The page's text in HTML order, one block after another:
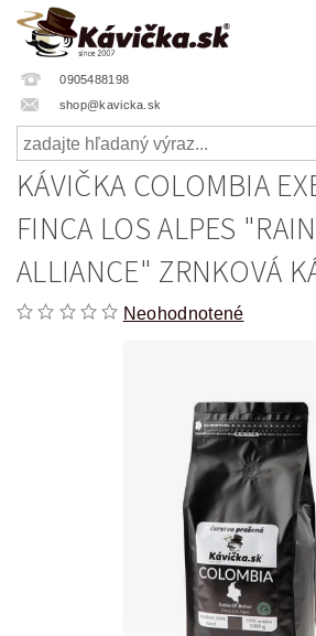
0905488198
shop@kavicka.sk
KÁVIČKA COLOMBIA
FINCA LOS ALPES
ALLIANCE" ZRNKOVÁ
Neohodnotené